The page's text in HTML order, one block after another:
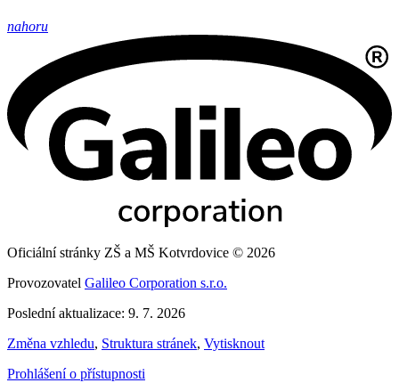
nahoru
Oficiální stránky ZŠ a MŠ Kotvrdovice © 2026
Provozovatel Galileo Corporation s.r.o.
Poslední aktualizace: 9. 7. 2026
Změna vzhledu, Struktura stránek, Vytisknout
Prohlášení o přístupnosti